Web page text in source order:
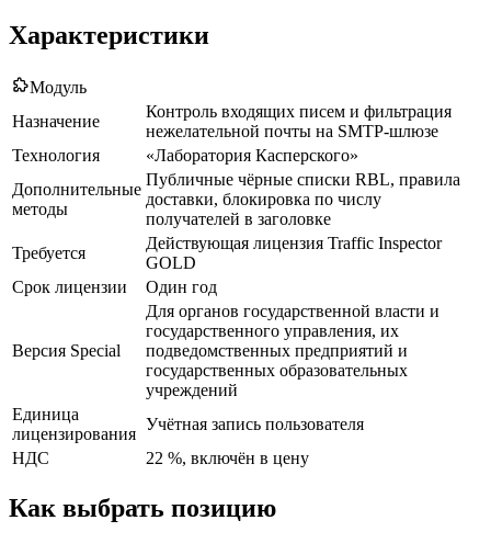
Характеристики
Модуль
Назначение
Контроль входящих писем и фильтрация
нежелательной почты на SMTP-шлюзе
Технология
«Лаборатория Касперского»
Дополнительные
методы
Публичные чёрные списки RBL, правила
доставки, блокировка по числу
получателей в заголовке
Требуется
Действующая лицензия Traffic Inspector
GOLD
Срок лицензии
Один год
Версия Special
Для органов государственной власти и
государственного управления, их
подведомственных предприятий и
государственных образовательных
учреждений
Единица
лицензирования
Учётная запись пользователя
НДС
22 %, включён в цену
Как выбрать позицию